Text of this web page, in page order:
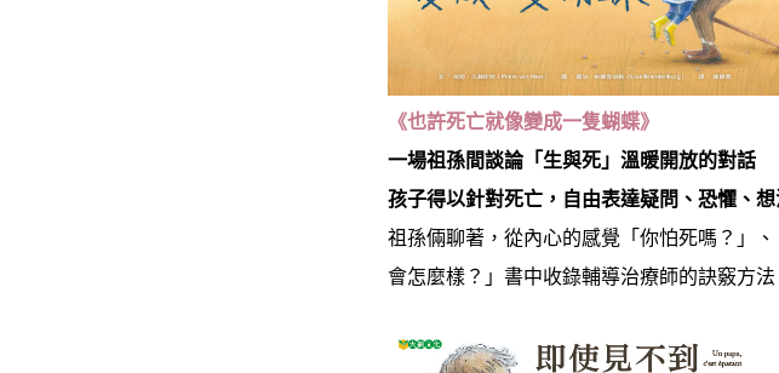
《也許死亡就像變成一隻蝴蝶》
一場祖孫間談論「生與死」溫暖開放的對話
孩子得以針對死亡，自由表達疑問、恐懼、
祖孫倆聊著，從內心的感覺「你怕死嗎？」
會怎麼樣？」書中收錄輔導治療師的訣竅方